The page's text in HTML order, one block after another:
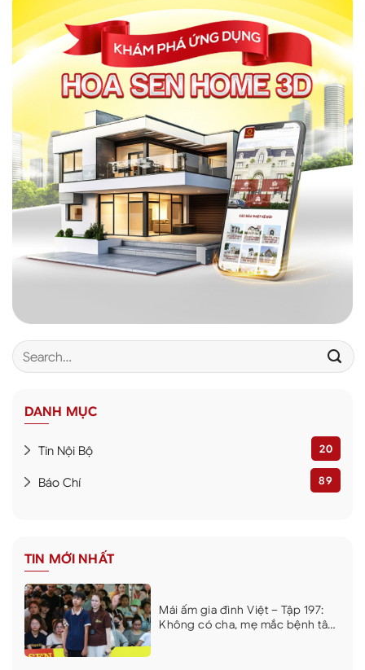
DANH MỤC
Tin Nội Bộ 20
Báo Chí 89
TIN MỚI NHẤT
Mái ấm gia đình Việt – Tập 197:
Không có cha, mẹ mắc bệnh tâm